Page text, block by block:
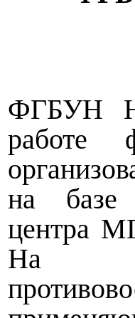
ФГБУН
работе
на базе
центра
На